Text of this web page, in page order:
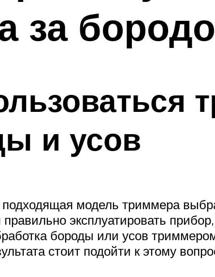
за
и усов
подходящая модель триммера
правильно эксплуатировать
бороды или усов
стоит подойти к этому